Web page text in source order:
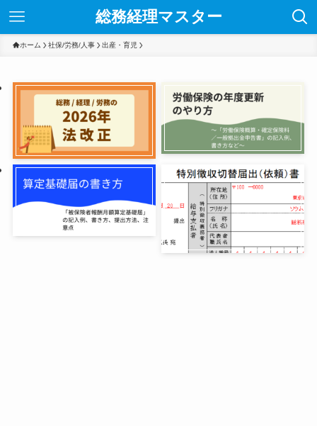
総務経理マスター
ホーム 社保/労務/人事 出産・育児